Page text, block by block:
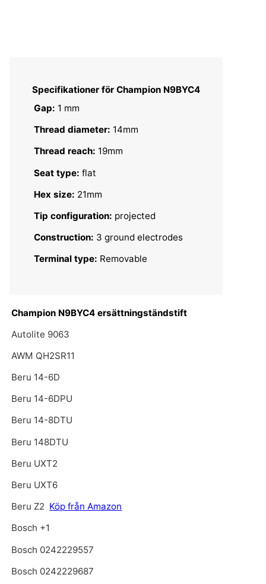
Specifikationer för Champion N9BYC4
Gap: 1 mm
Thread diameter: 14mm
Thread reach: 19mm
Seat type: flat
Hex size: 21mm
Tip configuration: projected
Construction: 3 ground electrodes
Terminal type: Removable
Champion N9BYC4 ersättningständstift
Autolite 9063
AWM QH2SR11
Beru 14-6D
Beru 14-6DPU
Beru 14-8DTU
Beru 148DTU
Beru UXT2
Beru UXT6
Beru Z2 Köp från Amazon
Bosch +1
Bosch 0242229557
Bosch 0242229687